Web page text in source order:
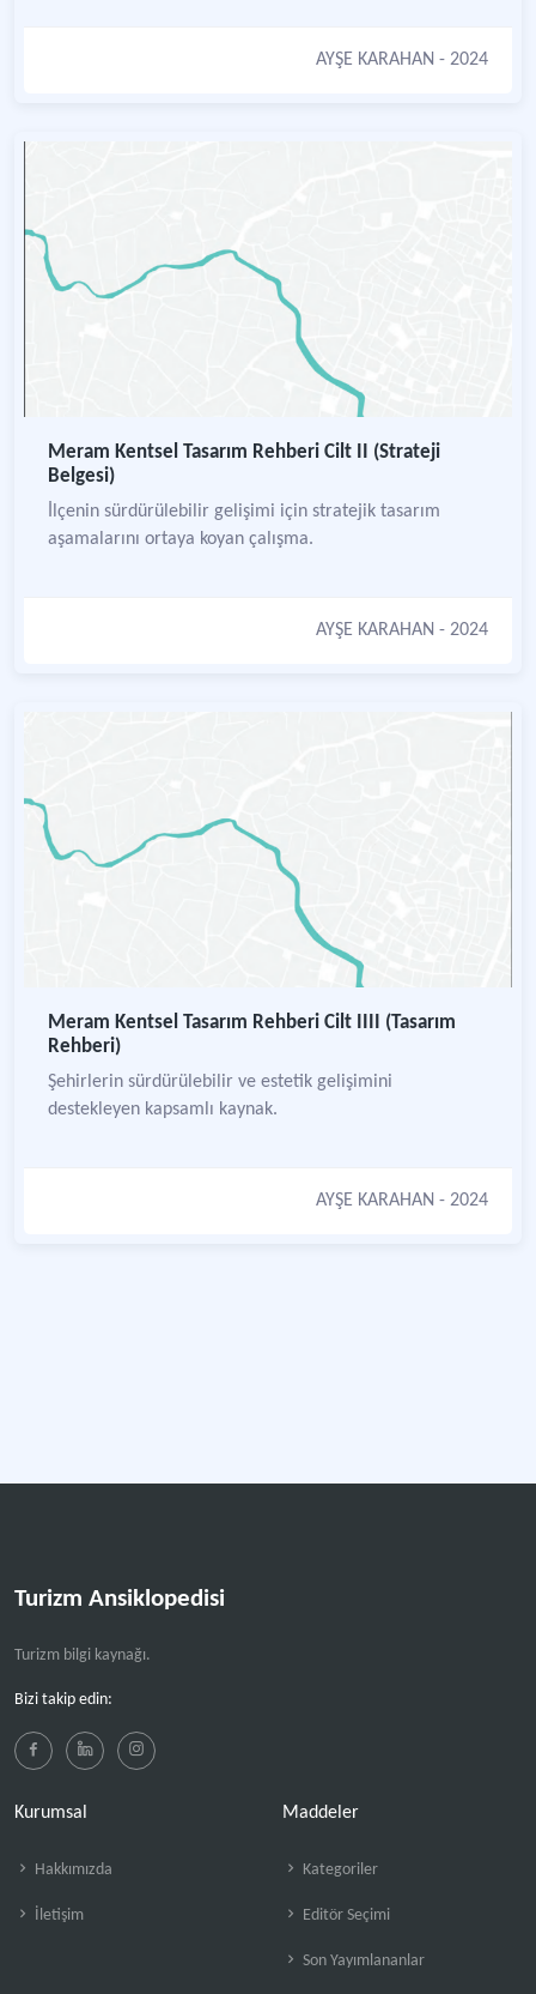
AYŞE KARAHAN - 2024
Meram Kentsel Tasarım Rehberi Cilt II (Strateji
Belgesi)
İlçenin sürdürülebilir gelişimi için stratejik tasarım
aşamalarını ortaya koyan çalışma.
AYŞE KARAHAN - 2024
Meram Kentsel Tasarım Rehberi Cilt IIII (Tasarım
Rehberi)
Şehirlerin sürdürülebilir ve estetik gelişimini
destekleyen kapsamlı kaynak.
AYŞE KARAHAN - 2024
Turizm Ansiklopedisi
Turizm bilgi kaynağı.
Bizi takip edin:
Kurumsal
Hakkımızda
İletişim
Maddeler
Kategoriler
Editör Seçimi
Son Yayımlananlar